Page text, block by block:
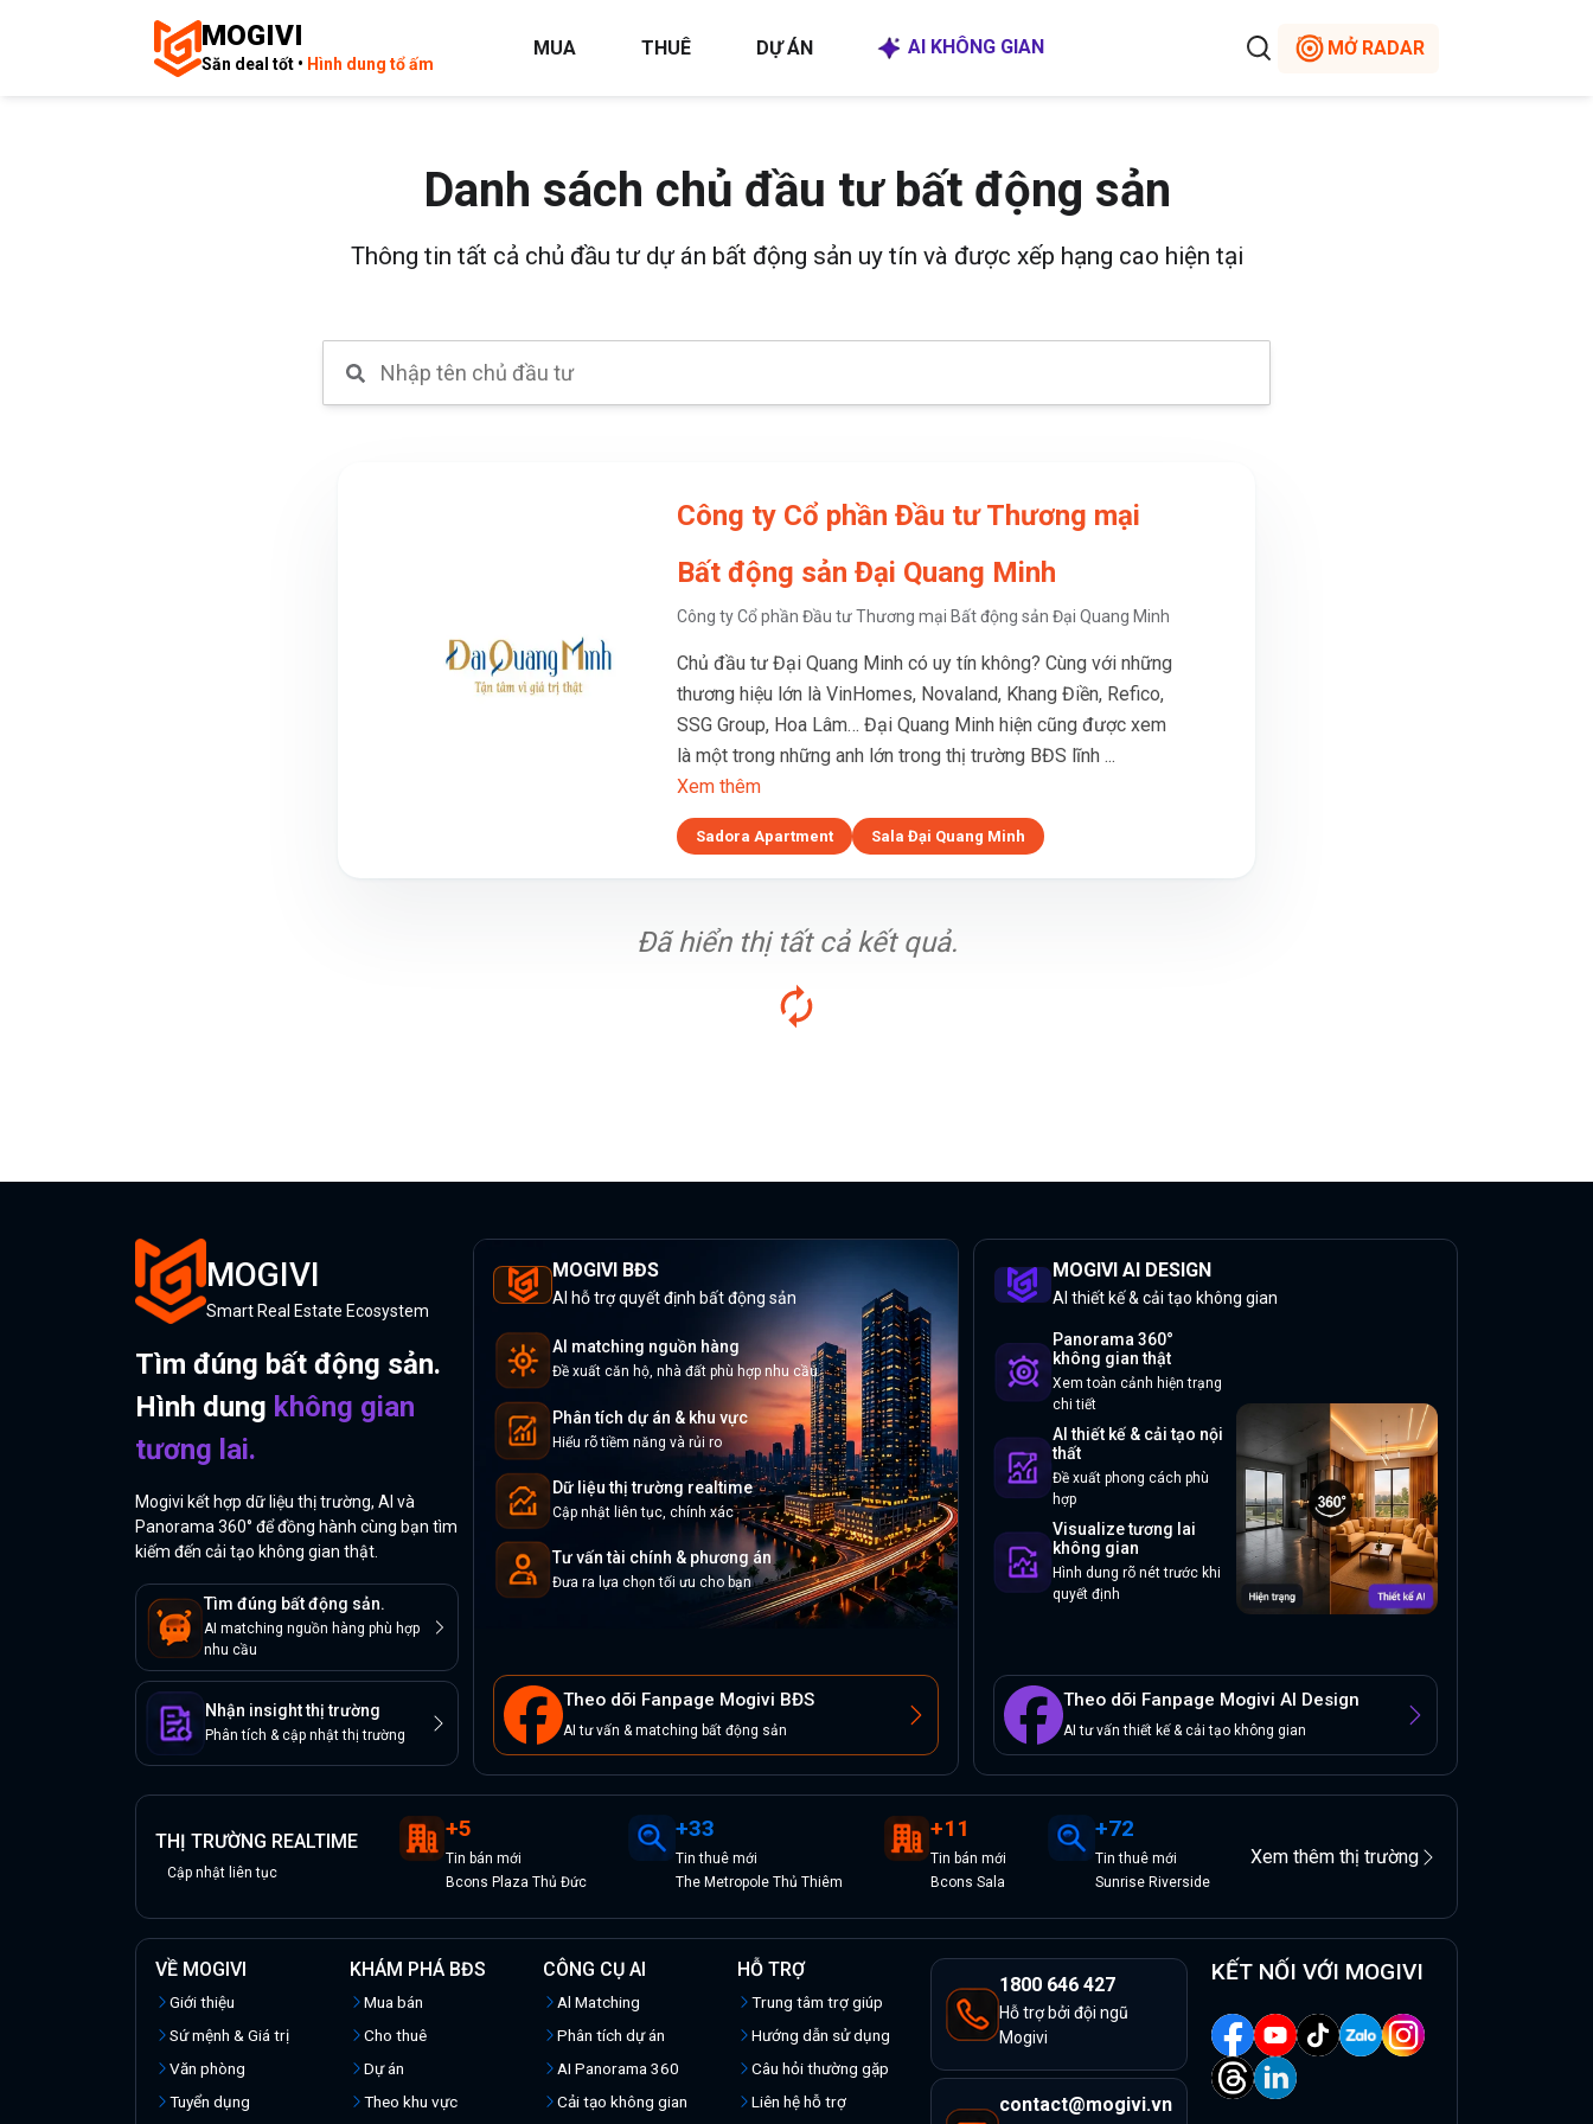
MOGIVI
Săn deal tốt • Hình dung tổ ấm
MUA THUÊ DỰ ÁN AI KHÔNG GIAN MỞ RADAR
Danh sách chủ đầu tư bất động sản
Thông tin tất cả chủ đầu tư dự án bất động sản uy tín và được xếp hạng cao hiện tại
Công ty Cổ phần Đầu tư Thương mại
Bất động sản Đại Quang Minh
Công ty Cổ phần Đầu tư Thương mại Bất động sản Đại Quang Minh
Chủ đầu tư Đại Quang Minh có uy tín không? Cùng với những
thương hiệu lớn là VinHomes, Novaland, Khang Điền, Refico,
SSG Group, Hoa Lâm… Đại Quang Minh hiện cũng được xem
là một trong những anh lớn trong thị trường BĐS lĩnh ...
Xem thêm
Sadora Apartment Sala Đại Quang Minh
Đã hiển thị tất cả kết quả.
MOGIVI
Smart Real Estate Ecosystem
Tìm đúng bất động sản.
Hình dung không gian
tương lai.
Mogivi kết hợp dữ liệu thị trường, AI và
Panorama 360° để đồng hành cùng bạn tìm
kiếm đến cải tạo không gian thật.
Tìm đúng bất động sản.
AI matching nguồn hàng phù hợp
nhu cầu
Nhận insight thị trường
Phân tích & cập nhật thị trường
MOGIVI BĐS
AI hỗ trợ quyết định bất động sản
AI matching nguồn hàng
Đề xuất căn hộ, nhà đất phù hợp nhu cầu
Phân tích dự án & khu vực
Hiểu rõ tiềm năng và rủi ro
Dữ liệu thị trường realtime
Cập nhật liên tục, chính xác
Tư vấn tài chính & phương án
Đưa ra lựa chọn tối ưu cho bạn
Theo dõi Fanpage Mogivi BĐS
AI tư vấn & matching bất động sản
MOGIVI AI DESIGN
AI thiết kế & cải tạo không gian
Panorama 360°
không gian thật
Xem toàn cảnh hiện trạng
chi tiết
AI thiết kế & cải tạo nội
thất
Đề xuất phong cách phù
hợp
Visualize tương lai
không gian
Hình dung rõ nét trước khi
quyết định
Theo dõi Fanpage Mogivi AI Design
AI tư vấn thiết kế & cải tạo không gian
THỊ TRƯỜNG REALTIME
Cập nhật liên tục
+5
Tin bán mới
Bcons Plaza Thủ Đức
+33
Tinthuêmới
The Metropole Thủ Thiêm
+11
Tin bán mới
Bcons Sala
+72
Tinthuêmới
Sunrise Riverside
Xem thêm thị trường
VỀ MOGIVI
Giới thiệu
Sứ mệnh & Giá trị
Văn phòng
Tuyển dụng
KHÁM PHÁ BĐS
Mua bán
Cho thuê
Dự án
Theo khu vực
CÔNG CỤ AI
Al Matching
Phân tích dự án
AI Panorama 360
Cải tạo không gian
HỖ TRỢ
Trung tâm trợ giúp
Hướng dẫn sử dụng
Câu hỏi thường gặp
Liên hệ hỗ trợ
1800 646 427
Hỗ trợ bởi đội ngũ
Mogivi
contact@mogivi.vn
KẾT NỐI VỚI MOGIVI